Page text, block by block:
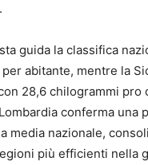
guida la classifica
abitante, mentre la
28,6 chilogrammi pro
conferma una
media nazionale,
più efficienti nella